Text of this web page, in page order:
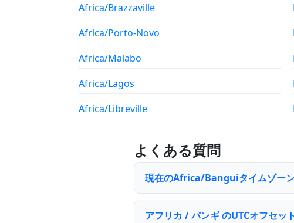
Africa/Brazzaville
Africa/Porto-Novo
Africa/Malabo
Africa/Lagos
Africa/Libreville
よくある質問
現在のAfrica/Banguiタイムゾー
アフリカ / バンギ のUTCオフセッ